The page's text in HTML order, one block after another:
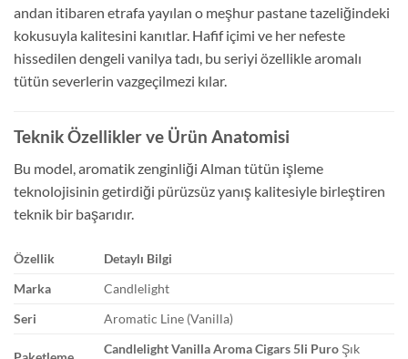
andan itibaren etrafa yayılan o meşhur pastane tazeliğindeki
kokusuyla kalitesini kanıtlar. Hafif içimi ve her nefeste
hissedilen dengeli vanilya tadı, bu seriyi özellikle aromalı
tütün severlerin vazgeçilmezi kılar.
Teknik Özellikler ve Ürün Anatomisi
Bu model, aromatik zenginliği Alman tütün işleme
teknolojisinin getirdiği pürüzsüz yanış kalitesiyle birleştiren
teknik bir başarıdır.
Özellik
Detaylı Bilgi
Marka
Candlelight
Seri
Aromatic Line (Vanilla)
Candlelight Vanilla Aroma Cigars 5li Puro Şık